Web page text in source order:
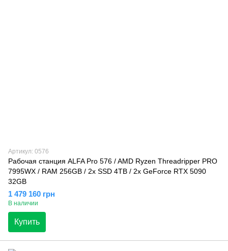
Артикул: 0576
Рабочая станция ALFA Pro 576 / AMD Ryzen Threadripper PRO
7995WX / RAM 256GB / 2х SSD 4TB / 2х GeForce RTX 5090
32GB
1 479 160 грн
В наличии
Купить